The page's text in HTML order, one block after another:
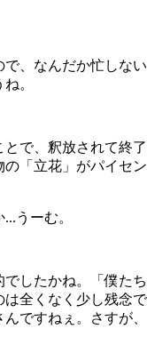
、なんだか忙しない
。
とで、釈放されて終了
の「立花」がパイセン
うーむ。
したかね。「僕たち
全くなく少し残念で
ですねぇ。さすが、